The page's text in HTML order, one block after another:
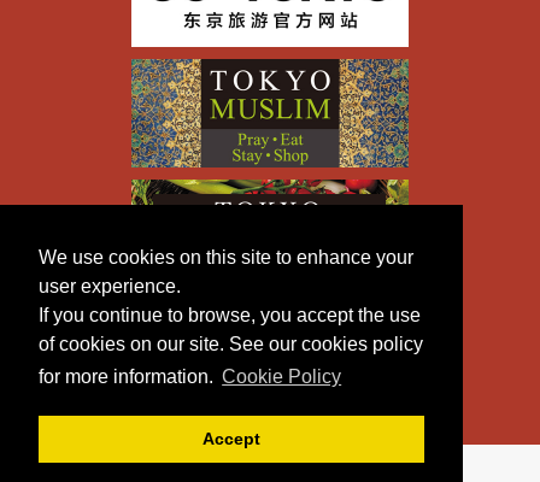
We use cookies on this site to enhance your
user experience.
If you continue to browse, you accept the use
of cookies on our site. See our cookies policy
for more information. Cookie Policy
Accept